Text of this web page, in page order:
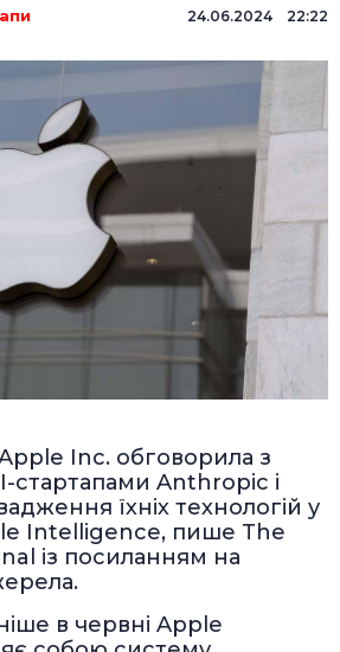
24.06.2024 22:22
Inc. обговорила з
стартапами Anthropic і
їхніх технологій у
Intelligence, пише The
із посиланням на
в червні Apple